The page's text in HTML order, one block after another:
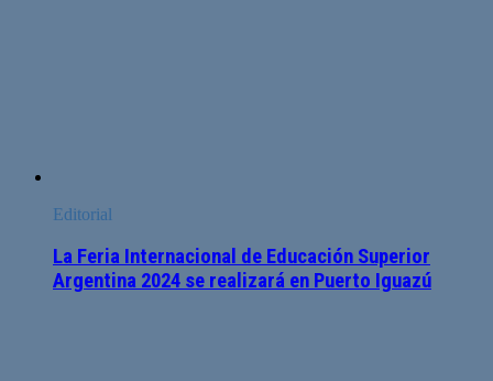
Editorial
La Feria Internacional de Educación Superior
Argentina 2024 se realizará en Puerto Iguazú